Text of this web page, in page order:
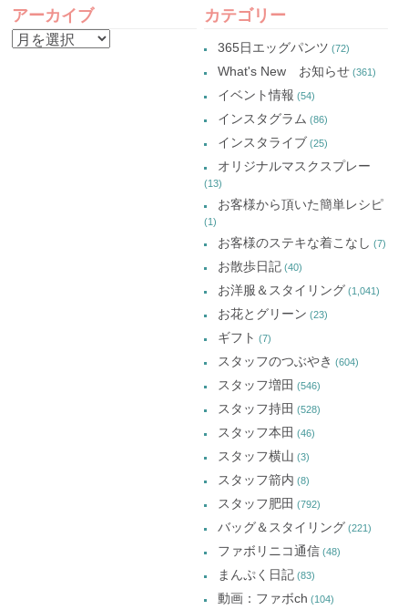
アーカイブ
ア
カテゴリー
365日エッグパンツ (72)
What's New お知らせ(361)
イベント情報 (54)
インスタグラム (86)
インスタライブ (25)
オリジナルマスクスプレー
(13)
お客様から頂いた簡単レシピ
(1)
お客様のステキな着こなし (7)
お散歩日記(40)
お洋服＆スタイリング (1,041)
お花とグリーン (23)
ギフト (7)
スタッフのつぶやき (604)
スタッフ増田 (546)
スタッフ持田 (528)
スタッフ本田 (46)
スタッフ横山 (3)
スタッフ箭内 (8)
スタッフ肥田 (792)
バッグ＆スタイリング (221)
ファボリニコ通信(48)
まんぷく日記(83)
動画：ファボch (104)